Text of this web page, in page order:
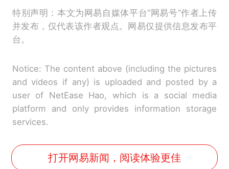
特别声明：本文为网易自媒体平台“网易号”作者上传
并发布，仅代表该作者观点。网易仅提供信息发布平
台。
Notice: The content above (including the pictures
and videos if any) is uploaded and posted by a
user of NetEase Hao, which is a social media
platform and only provides information storage
services.
打开网易新闻，阅读体验更佳